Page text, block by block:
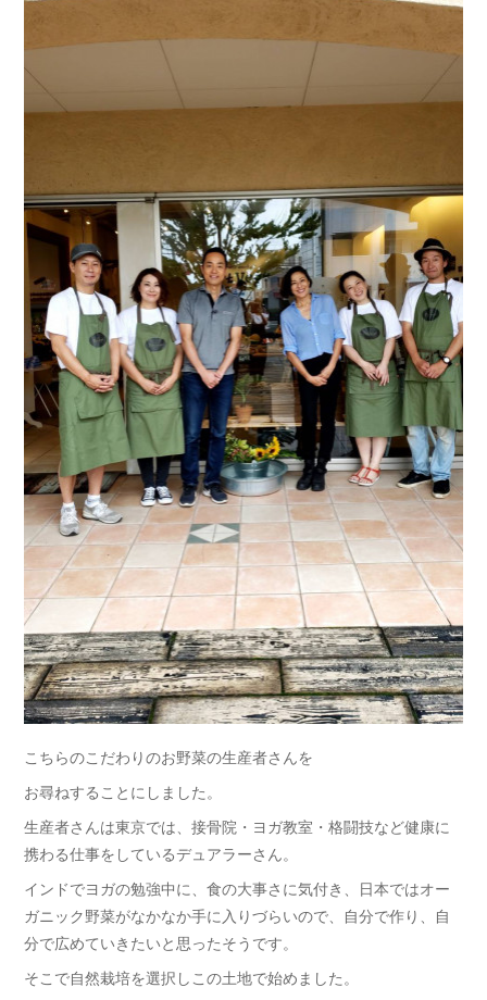
こちらのこだわりのお野菜の生産者さんを
お尋ねすることにしました。
生産者さんは東京では、接骨院・ヨガ教室・格闘技など健康に
携わる仕事をしているデュアラーさん。
インドでヨガの勉強中に、食の大事さに気付き、日本ではオー
ガニック野菜がなかなか手に入りづらいので、自分で作り、自
分で広めていきたいと思ったそうです。
そこで自然栽培を選択しこの土地で始めました。